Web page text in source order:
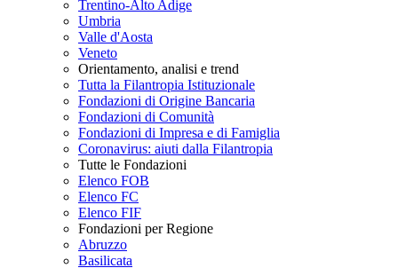
Trentino-Alto Adige
Umbria
Valle d'Aosta
Veneto
Orientamento, analisi e trend
Tutta la Filantropia Istituzionale
Fondazioni di Origine Bancaria
Fondazioni di Comunità
Fondazioni di Impresa e di Famiglia
Coronavirus: aiuti dalla Filantropia
Tutte le Fondazioni
Elenco FOB
Elenco FC
Elenco FIF
Fondazioni per Regione
Abruzzo
Basilicata